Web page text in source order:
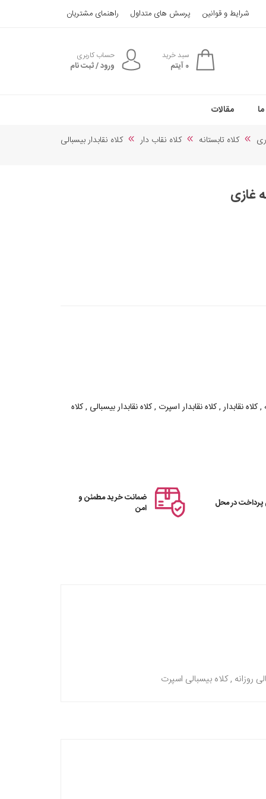
شرایط و قوانین پرسش های متداول راهنمای مشتریان
سبد خرید
0آیتم
حساب کاربری
ورود / ثبت نام
مقالات
کلاه تابستانه کلاه نقاب دار کلاه نقابدار بیسبالی
نقابدار , کلاه نقابدار اسپرت , کلاه نقابدار بیسبالی , کلاه
پرداخت در محل
ضمانت خرید مطمئن و
امن
روزانه , کلاه بیسبالی اسپرت